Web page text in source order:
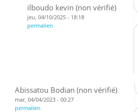
ilboudo kevin (non vérifié)
jeu, 04/10/2025 - 18:18
permalien
Abissatou Bodian (non vérifié)
mar, 04/04/2023 - 00:27
permalien